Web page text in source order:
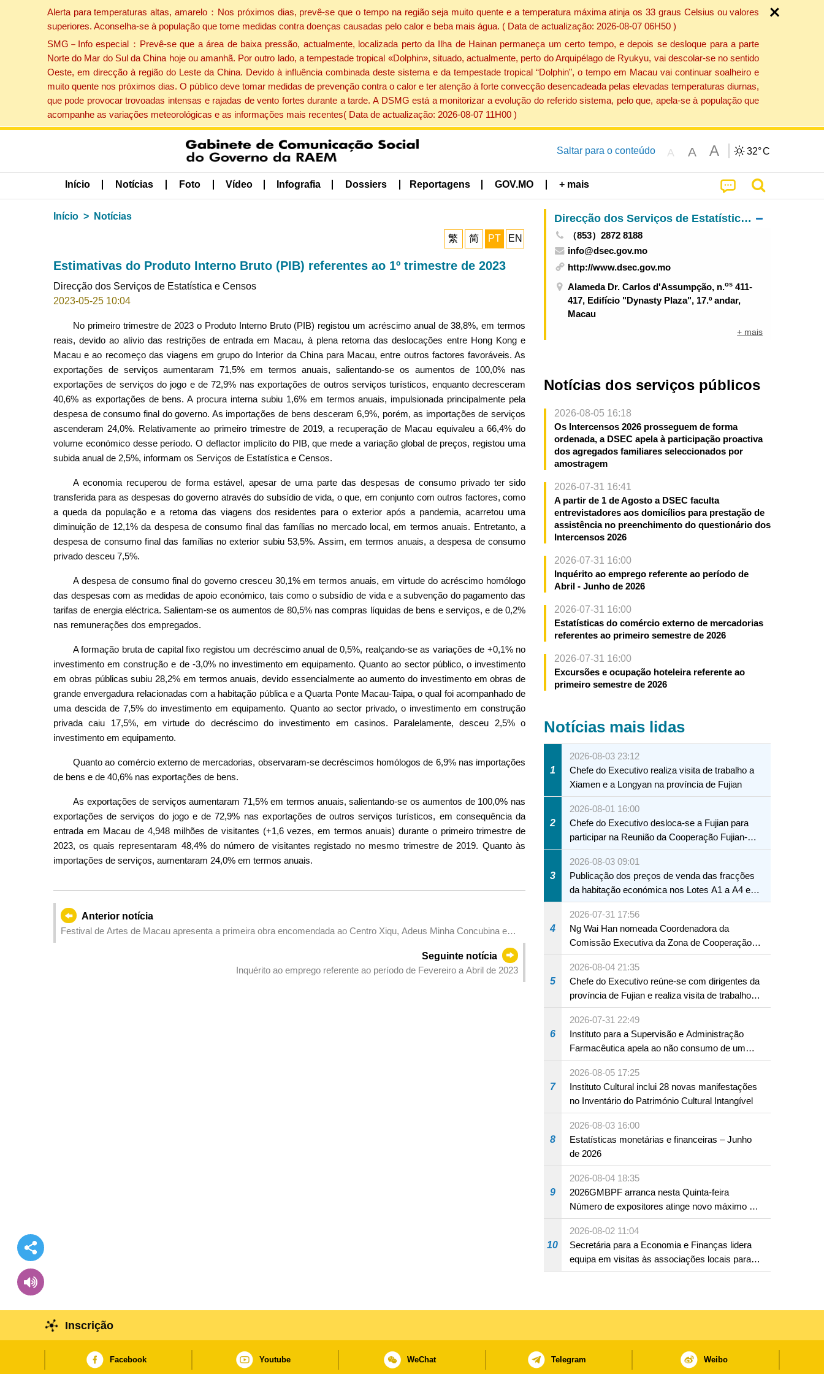
Alerta para temperaturas altas, amarelo：Nos próximos dias, prevê-se que o tempo na região seja muito quente e a temperatura máxima atinja os 33 graus Celsius ou valores
superiores. Aconselha-se à população que tome medidas contra doenças causadas pelo calor e beba mais água. ( Data de actualização: 2026-08-07 06H50 )
SMG－Info especial：Prevê-se que a área de baixa pressão, actualmente, localizada perto da Ilha de Hainan permaneça um certo tempo, e depois se desloque para a parte
Norte do Mar do Sul da China hoje ou amanhã. Por outro lado, a tempestade tropical «Dolphin», situado, actualmente, perto do Arquipélago de Ryukyu, vai descolar-se no sentido
Oeste, em direcção à região do Leste da China. Devido à influência combinada deste sistema e da tempestade tropical “Dolphin”, o tempo em Macau vai continuar soalheiro e
muito quente nos próximos dias. O público deve tomar medidas de prevenção contra o calor e ter atenção à forte convecção desencadeada pelas elevadas temperaturas diurnas,
que pode provocar trovoadas intensas e rajadas de vento fortes durante a tarde. A DSMG está a monitorizar a evolução do referido sistema, pelo que, apela-se à população que
acompanhe as variações meteorológicas e as informações mais recentes( Data de actualização: 2026-08-07 11H00 )
Saltar para o conteúdo A A A 32°C
Início Notícias Foto Vídeo Infografia Dossiers Reportagens GOV.MO + mais
Início Notícias
繁 简 PT EN
Estimativas do Produto Interno Bruto (PIB) referentes ao 1º trimestre de 2023
Direcção dos Serviços de Estatística e Censos
2023-05-25 10:04
No primeiro trimestre de 2023 o Produto Interno Bruto (PIB) registou um acréscimo anual de 38,8%, em termos
reais, devido ao alívio das restrições de entrada em Macau, à plena retoma das deslocações entre Hong Kong e
Macau e ao recomeço das viagens em grupo do Interior da China para Macau, entre outros factores favoráveis. As
exportações de serviços aumentaram 71,5% em termos anuais, salientando-se os aumentos de 100,0% nas
exportações de serviços do jogo e de 72,9% nas exportações de outros serviços turísticos, enquanto decresceram
40,6% as exportações de bens. A procura interna subiu 1,6% em termos anuais, impulsionada principalmente pela
despesa de consumo final do governo. As importações de bens desceram 6,9%, porém, as importações de serviços
ascenderam 24,0%. Relativamente ao primeiro trimestre de 2019, a recuperação de Macau equivaleu a 66,4% do
volume económico desse período. O deflactor implícito do PIB, que mede a variação global de preços, registou uma
subida anual de 2,5%, informam os Serviços de Estatística e Censos.
A economia recuperou de forma estável, apesar de uma parte das despesas de consumo privado ter sido
transferida para as despesas do governo através do subsídio de vida, o que, em conjunto com outros factores, como
a queda da população e a retoma das viagens dos residentes para o exterior após a pandemia, acarretou uma
diminuição de 12,1% da despesa de consumo final das famílias no mercado local, em termos anuais. Entretanto, a
despesa de consumo final das famílias no exterior subiu 53,5%. Assim, em termos anuais, a despesa de consumo
privado desceu 7,5%.
A despesa de consumo final do governo cresceu 30,1% em termos anuais, em virtude do acréscimo homólogo
das despesas com as medidas de apoio económico, tais como o subsídio de vida e a subvenção do pagamento das
tarifas de energia eléctrica. Salientam-se os aumentos de 80,5% nas compras líquidas de bens e serviços, e de 0,2%
nas remunerações dos empregados.
A formação bruta de capital fixo registou um decréscimo anual de 0,5%, realçando-se as variações de +0,1% no
investimento em construção e de -3,0% no investimento em equipamento. Quanto ao sector público, o investimento
em obras públicas subiu 28,2% em termos anuais, devido essencialmente ao aumento do investimento em obras de
grande envergadura relacionadas com a habitação pública e a Quarta Ponte Macau-Taipa, o qual foi acompanhado de
uma descida de 7,5% do investimento em equipamento. Quanto ao sector privado, o investimento em construção
privada caiu 17,5%, em virtude do decréscimo do investimento em casinos. Paralelamente, desceu 2,5% o
investimento em equipamento.
Quanto ao comércio externo de mercadorias, observaram-se decréscimos homólogos de 6,9% nas importações
de bens e de 40,6% nas exportações de bens.
As exportações de serviços aumentaram 71,5% em termos anuais, salientando-se os aumentos de 100,0% nas
exportações de serviços do jogo e de 72,9% nas exportações de outros serviços turísticos, em consequência da
entrada em Macau de 4,948 milhões de visitantes (+1,6 vezes, em termos anuais) durante o primeiro trimestre de
2023, os quais representaram 48,4% do número de visitantes registado no mesmo trimestre de 2019. Quanto às
importações de serviços, aumentaram 24,0% em termos anuais.
Anterior notícia
Festival de Artes de Macau apresenta a primeira obra encomendada ao Centro Xiqu, Adeus Minha Concubina e
Seguinte notícia
Inquérito ao emprego referente ao período de Fevereiro a Abril de 2023
Direcção dos Serviços de Estatística e Censos
（853）2872 8188
info@dsec.gov.mo
http://www.dsec.gov.mo
Alameda Dr. Carlos d'Assumpção, n.os 411-
417, Edifício "Dynasty Plaza", 17.º andar,
Macau
+ mais
Notícias dos serviços públicos
2026-08-05 16:18
Os Intercensos 2026 prosseguem de forma
ordenada, a DSEC apela à participação proactiva
dos agregados familiares seleccionados por
amostragem
2026-07-31 16:41
A partir de 1 de Agosto a DSEC faculta
entrevistadores aos domicílios para prestação de
assistência no preenchimento do questionário dos
Intercensos 2026
2026-07-31 16:00
Inquérito ao emprego referente ao período de
Abril - Junho de 2026
2026-07-31 16:00
Estatísticas do comércio externo de mercadorias
referentes ao primeiro semestre de 2026
2026-07-31 16:00
Excursões e ocupação hoteleira referente ao
primeiro semestre de 2026
Notícias mais lidas
1
2026-08-03 23:12
Chefe do Executivo realiza visita de trabalho a
Xiamen e a Longyan na província de Fujian
2
2026-08-01 16:00
Chefe do Executivo desloca-se a Fujian para
participar na Reunião da Cooperação Fujian-
Macau
3
2026-08-03 09:01
Publicação dos preços de venda das fracções
da habitação económica nos Lotes A1 a A4 e
A12 da Zona A dos Novos Aterros
4
2026-07-31 17:56
Ng Wai Han nomeada Coordenadora da
Comissão Executiva da Zona de Cooperação
Aprofundada entre Guangdong e Macau em
Hengqin
5
2026-08-04 21:35
Chefe do Executivo reúne-se com dirigentes da
província de Fujian e realiza visita de trabalho
em Fuzhou
6
2026-07-31 22:49
Instituto para a Supervisão e Administração
Farmacêutica apela ao não consumo de um
produto com substâncias medicamentosas
ocidentais
7
2026-08-05 17:25
Instituto Cultural inclui 28 novas manifestações
no Inventário do Património Cultural Intangível
8
2026-08-03 16:00
Estatísticas monetárias e financeiras – Junho
de 2026
9
2026-08-04 18:35
2026GMBPF arranca nesta Quinta-feira
Número de expositores atinge novo máximo em
18 anos
10
2026-08-02 11:04
Secretária para a Economia e Finanças lidera
equipa em visitas às associações locais para
consolidar consensos e promover os trabalhos
Inscrição
Facebook Youtube WeChat Telegram Weibo